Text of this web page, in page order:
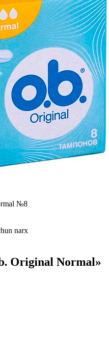
№8
narx
Original Normal»